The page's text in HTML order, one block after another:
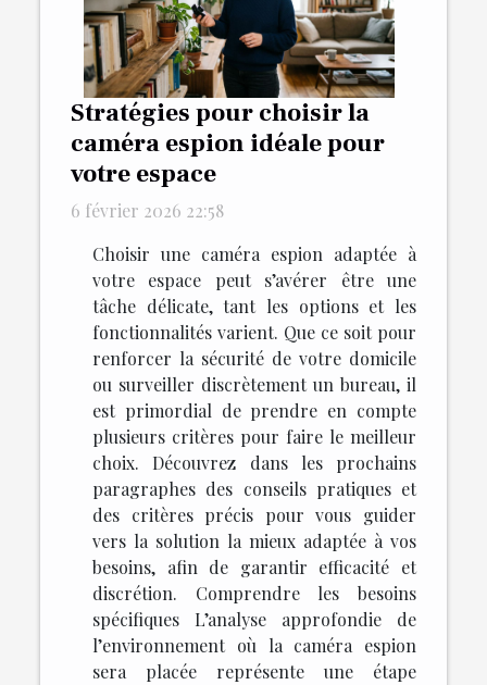
Stratégies pour choisir la
caméra espion idéale pour
votre espace
6 février 2026 22:58
Choisir une caméra espion adaptée à
votre espace peut s’avérer être une
tâche délicate, tant les options et les
fonctionnalités varient. Que ce soit pour
renforcer la sécurité de votre domicile
ou surveiller discrètement un bureau, il
est primordial de prendre en compte
plusieurs critères pour faire le meilleur
choix. Découvrez dans les prochains
paragraphes des conseils pratiques et
des critères précis pour vous guider
vers la solution la mieux adaptée à vos
besoins, afin de garantir efficacité et
discrétion. Comprendre les besoins
spécifiques L’analyse approfondie de
l’environnement où la caméra espion
sera placée représente une étape